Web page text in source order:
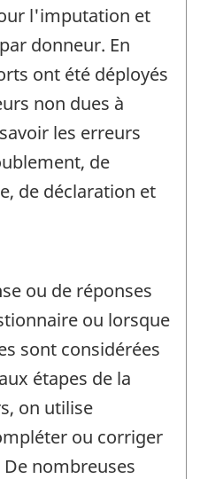
l'imputation et
donneur. En
ont été déployés
non dues à
les erreurs
de
de déclaration et
ou de réponses
ou lorsque
sont considérées
étapes de la
on utilise
ou corriger
nombreuses